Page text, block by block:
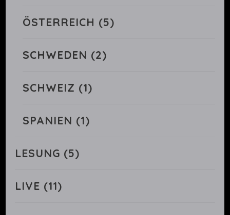
ÖSTERREICH (5)
SCHWEDEN (2)
SCHWEIZ (1)
SPANIEN (1)
LESUNG (5)
LIVE (11)